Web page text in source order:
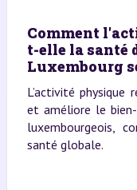
Comment
t-elle la santé
Luxembourg
L’activité
et améliore le
luxembourgeois,
santé globale.